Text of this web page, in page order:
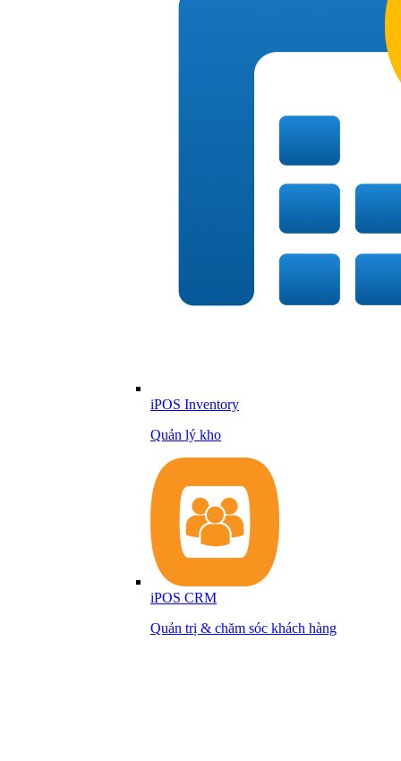
iPOS Inventory
Quản lý kho
iPOS CRM
Quản trị & chăm sóc khách hàng